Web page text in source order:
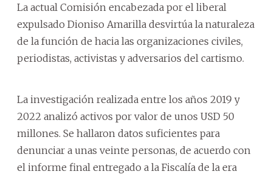
La actual Comisión encabezada por el liberal
expulsado Dioniso Amarilla desvirtúa la naturaleza
de la función de hacia las organizaciones civiles,
periodistas, activistas y adversarios del cartismo.
La investigación realizada entre los años 2019 y
2022 analizó activos por valor de unos USD 50
millones. Se hallaron datos suficientes para
denunciar a unas veinte personas, de acuerdo con
el informe final entregado a la Fiscalía de la era